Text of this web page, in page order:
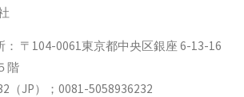
： 〒104-0061東京都中央区銀座 6-13-16
階
（JP）；0081-5058936232